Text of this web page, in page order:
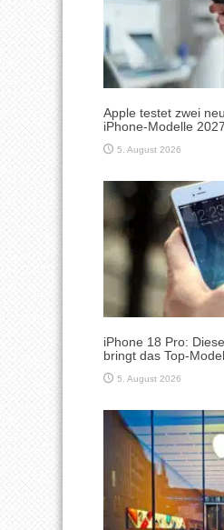
Apple testet zwei
iPhone-Modelle 2027
5. August 2026
iPhone 18 Pro:
bringt das Top-
5. August 2026